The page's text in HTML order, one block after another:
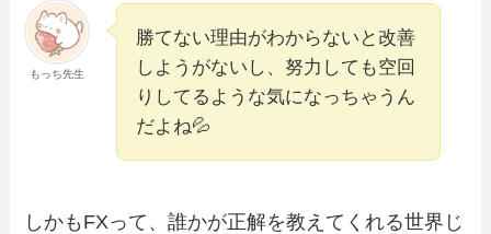
もっち先生
勝てない理由がわからないと改善
しようがないし、努力しても空回
りしてるような気になっちゃうん
だよね💦
しかもFXって、誰かが正解を教えてくれる世界じ